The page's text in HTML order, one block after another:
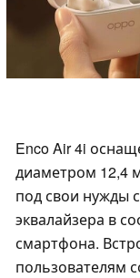
Enco Air 4i
диаметром 12,4
под свои нужды
эквалайзера в
смартфона.
пользователям